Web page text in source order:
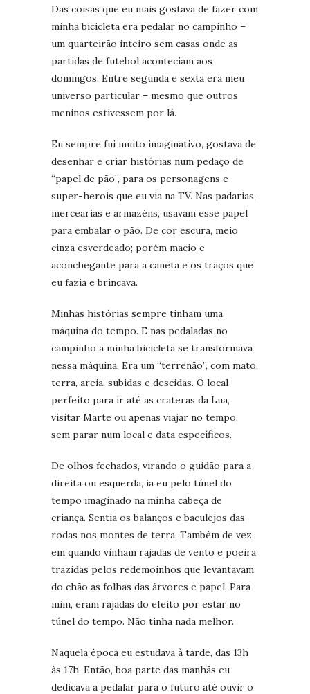
Das coisas que eu mais gostava de fazer com
minha bicicleta era pedalar no campinho –
um quarteirão inteiro sem casas onde as
partidas de futebol aconteciam aos
domingos. Entre segunda e sexta era meu
universo particular – mesmo que outros
meninos estivessem por lá.
Eu sempre fui muito imaginativo, gostava de
desenhar e criar histórias num pedaço de
“papel de pão”, para os personagens e
super-herois que eu via na TV. Nas padarias,
mercearias e armazéns, usavam esse papel
para embalar o pão. De cor escura, meio
cinza esverdeado; porém macio e
aconchegante para a caneta e os traços que
eu fazia e brincava.
Minhas histórias sempre tinham uma
máquina do tempo. E nas pedaladas no
campinho a minha bicicleta se transformava
nessa máquina. Era um “terrenão”, com mato,
terra, areia, subidas e descidas. O local
perfeito para ir até as crateras da Lua,
visitar Marte ou apenas viajar no tempo,
sem parar num local e data específicos.
De olhos fechados, virando o guidão para a
direita ou esquerda, ia eu pelo túnel do
tempo imaginado na minha cabeça de
criança. Sentia os balanços e baculejos das
rodas nos montes de terra. Também de vez
em quando vinham rajadas de vento e poeira
trazidas pelos redemoinhos que levantavam
do chão as folhas das árvores e papel. Para
mim, eram rajadas do efeito por estar no
túnel do tempo. Não tinha nada melhor.
Naquela época eu estudava à tarde, das 13h
às 17h. Então, boa parte das manhãs eu
dedicava a pedalar para o futuro até ouvir o